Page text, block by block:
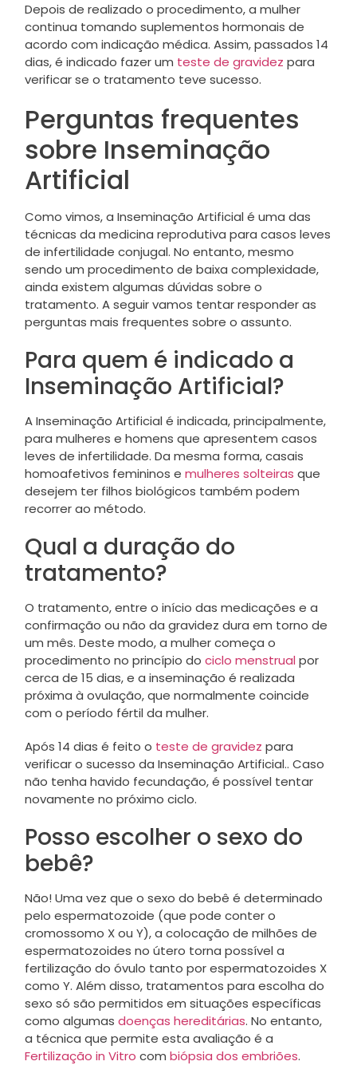
Depois de realizado o procedimento, a mulher
continua tomando suplementos hormonais de
acordo com indicação médica. Assim, passados 14
dias, é indicado fazer um teste de gravidez para
verificar se o tratamento teve sucesso.
Perguntas frequentes
sobre Inseminação
Artificial
Como vimos, a Inseminação Artificial é uma das
técnicas da medicina reprodutiva para casos leves
de infertilidade conjugal. No entanto, mesmo
sendo um procedimento de baixa complexidade,
ainda existem algumas dúvidas sobre o
tratamento. A seguir vamos tentar responder as
perguntas mais frequentes sobre o assunto.
Para quem é indicado a
Inseminação Artificial?
A Inseminação Artificial é indicada, principalmente,
para mulheres e homens que apresentem casos
leves de infertilidade. Da mesma forma, casais
homoafetivos femininos e mulheres solteiras que
desejem ter filhos biológicos também podem
recorrer ao método.
Qual a duração do
tratamento?
O tratamento, entre o início das medicações e a
confirmação ou não da gravidez dura em torno de
um mês. Deste modo, a mulher começa o
procedimento no princípio do ciclo menstrual por
cerca de 15 dias, e a inseminação é realizada
próxima à ovulação, que normalmente coincide
com o período fértil da mulher.
Após 14 dias é feito o teste de gravidez para
verificar o sucesso da Inseminação Artificial.. Caso
não tenha havido fecundação, é possível tentar
novamente no próximo ciclo.
Posso escolher o sexo do
bebê?
Não! Uma vez que o sexo do bebê é determinado
pelo espermatozoide (que pode conter o
cromossomo X ou Y), a colocação de milhões de
espermatozoides no útero torna possível a
fertilização do óvulo tanto por espermatozoides X
como Y. Além disso, tratamentos para escolha do
sexo só são permitidos em situações específicas
como algumas doenças hereditárias. No entanto,
a técnica que permite esta avaliação é a
Fertilização in Vitro com biópsia dos embriões.